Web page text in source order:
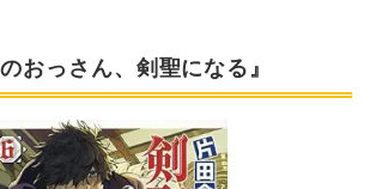
おっさん、剣聖になる』